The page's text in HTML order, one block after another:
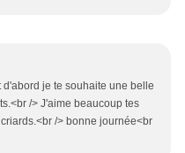
je te souhaite une belle
/> J'aime beaucoup tes
/> bonne journée<br